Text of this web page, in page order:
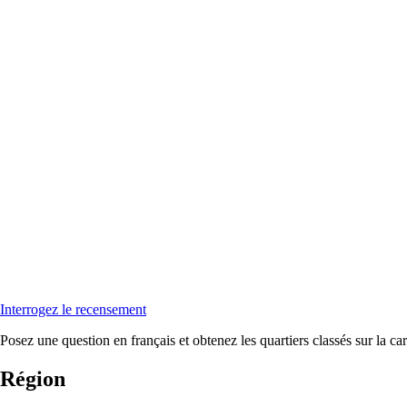
Interrogez le recensement
Posez une question en français et obtenez les quartiers classés sur la
Région